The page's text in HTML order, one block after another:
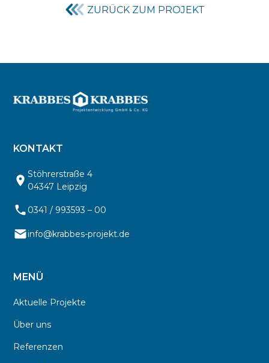
ZURÜCK ZUM PROJEKT
KONTAKT
Stöhrerstraße 4
04347 Leipzig
0341 / 993593 – 00
info@krabbes-projekt.de
MENÜ
Aktuelle Projekte
Über uns
Referenzen